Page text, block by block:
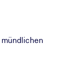
und
und
nach, die